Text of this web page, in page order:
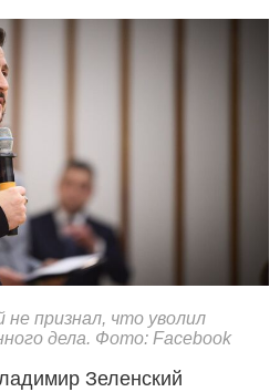
не признал, что уволил
дела. Фото: Facebook
Зеленский